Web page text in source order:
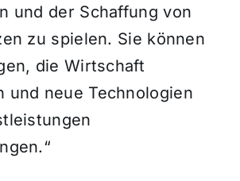
und der Schaffung von
zu spielen. Sie können
die Wirtschaft
und neue Technologien